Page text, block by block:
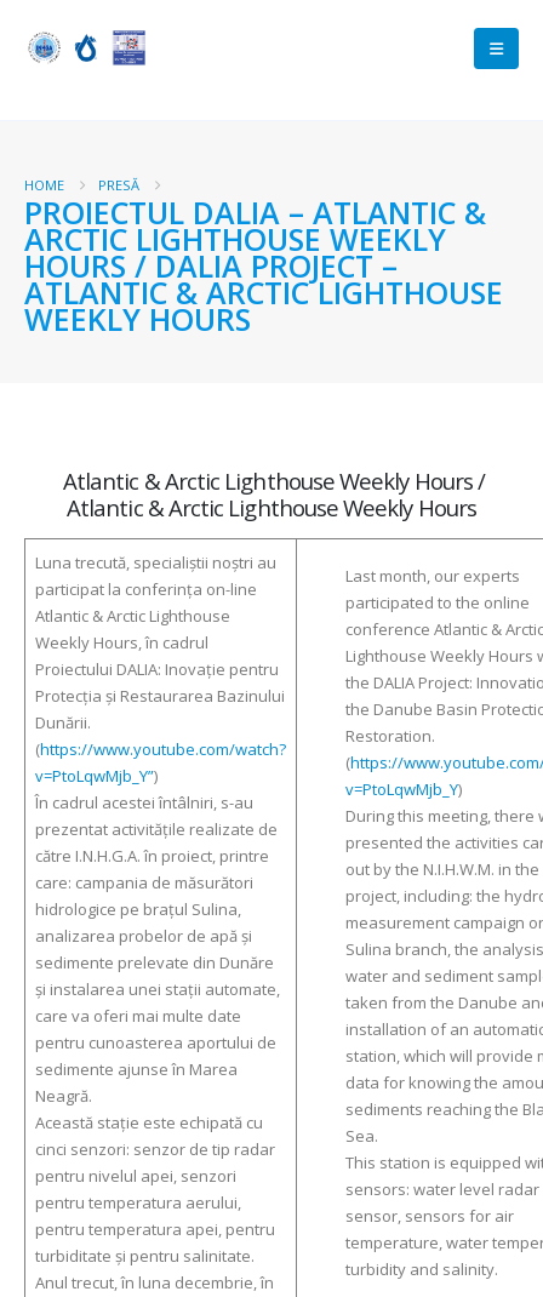
HOME PRESĂ
PROIECTUL DALIA – ATLANTIC &
ARCTIC LIGHTHOUSE WEEKLY
HOURS / DALIA PROJECT –
ATLANTIC & ARCTIC LIGHTHOUSE
WEEKLY HOURS
Atlantic & Arctic Lighthouse Weekly Hours /
Atlantic & Arctic Lighthouse Weekly Hours
Luna trecută, specialiștii noștri au
participat la conferința on-line
Atlantic & Arctic Lighthouse
Weekly Hours, în cadrul
Proiectului DALIA: Inovație pentru
Protecția și Restaurarea Bazinului
Dunării.
(https://www.youtube.com/watch?
v=PtoLqwMjb_Y”)
În cadrul acestei întâlniri, s-au
prezentat activitățile realizate de
către I.N.H.G.A. în proiect, printre
care: campania de măsurători
hidrologice pe brațul Sulina,
analizarea probelor de apă și
sedimente prelevate din Dunăre
și instalarea unei stații automate,
care va oferi mai multe date
pentru cunoasterea aportului de
sedimente ajunse în Marea
Neagră.
Această stație este echipată cu
cinci senzori: senzor de tip radar
pentru nivelul apei, senzori
pentru temperatura aerului,
pentru temperatura apei, pentru
turbiditate și pentru salinitate.
Anul trecut, în luna decembrie, în
Last month, our experts
participated to the online
conference Atlantic & Arctic
Lighthouse Weekly Hours
the DALIA Project:
the Danube Basin
Restoration.
(https://
v=PtoLqwMjb_Y)
During this meeting, there
presented the activities
out by the N.I.H.W.M. in the
project, including: the
measurement campaign
Sulina branch, the
water and sediment
taken from the Danube
installation of an
station, which will provide
data for knowing the
sediments reaching the
Sea.
This station is equipped
sensors: water level radar
sensor, sensors for air
temperature, water
turbidity and salinity.